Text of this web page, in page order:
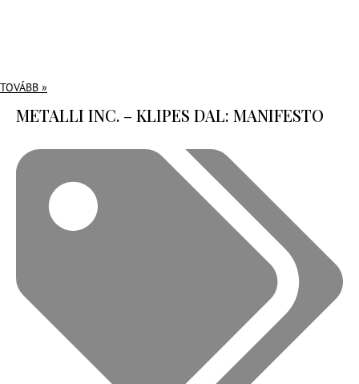
TOVÁBB »
METALLI INC. – KLIPES DAL: MANIFESTO